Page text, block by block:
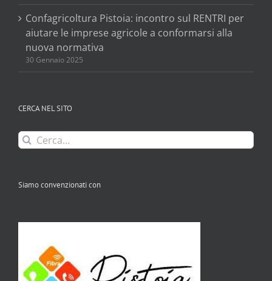
Confagricoltura Pistoia: incontro sul RENTRI per
aiutare le imprese agricole a conformarsi alla
nuova normativa
30 Gennaio 2025
CERCA NEL SITO
Cerca
per:
Siamo convenzionati con